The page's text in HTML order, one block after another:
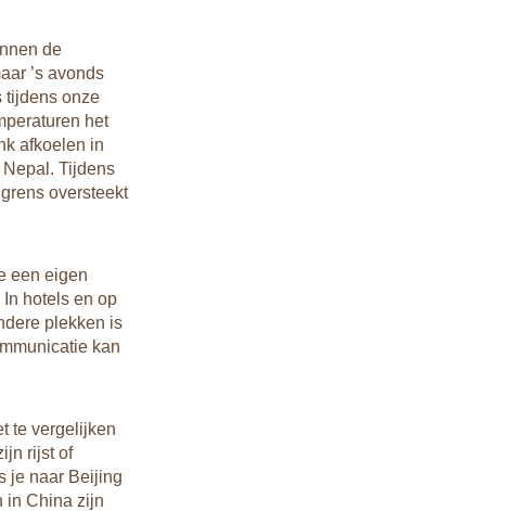
de
’s avonds
tijdens onze
het
afkoelen in
Tijdens
oversteekt
een eigen
hotels en op
plekken is
kan
te vergelijken
rijst of
je naar Beijing
in China zijn